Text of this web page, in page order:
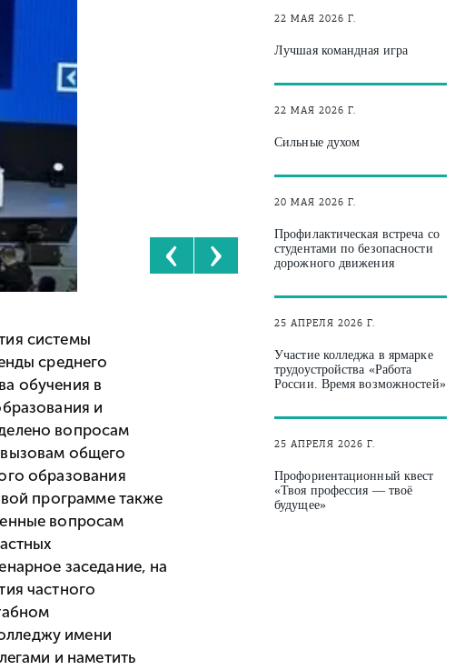
‹ ›
системы
среднего
обучения в
и
вопросам
общего
образования
программе также
вопросам
заседание, на
частного
имени
и наметить
22 МАЯ 2026 Г.
Лучшая командная игра
22 МАЯ 2026 Г.
Сильные духом
20 МАЯ 2026 Г.
Профилактическая встреча со
студентами по безопасности
дорожного движения
25 АПРЕЛЯ 2026 Г.
Участие колледжа в ярмарке
трудоустройства «Работа
России. Время возможностей»
25 АПРЕЛЯ 2026 Г.
Профориентационный квест
«Твоя профессия — твоё
будущее»